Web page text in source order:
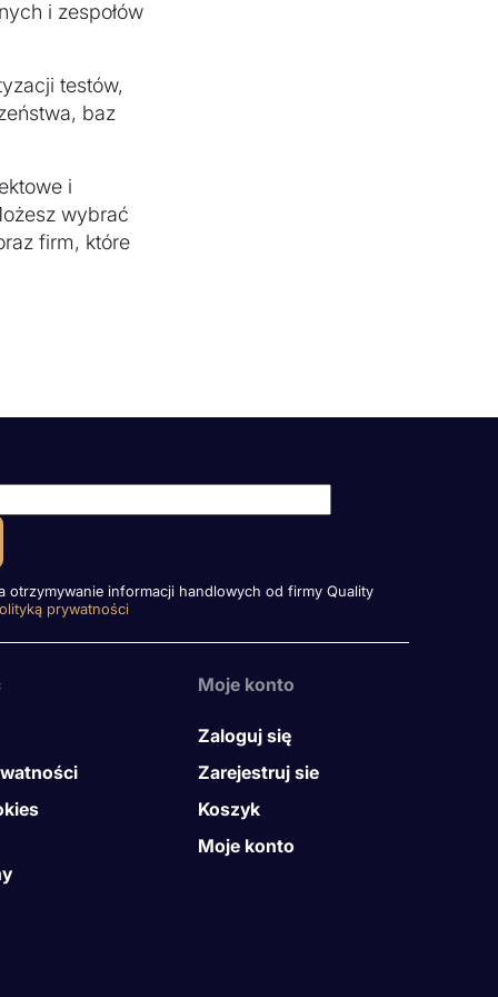
i zespołów
testów,
baz
i
wybrać
firm, które
otrzymywanie informacji handlowych od firmy Quality
prywatności
Moje konto
Zaloguj się
Zarejestruj sie
Koszyk
Moje konto